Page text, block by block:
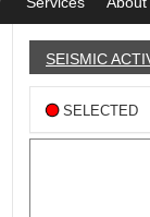
SEISMIC
SELECTED